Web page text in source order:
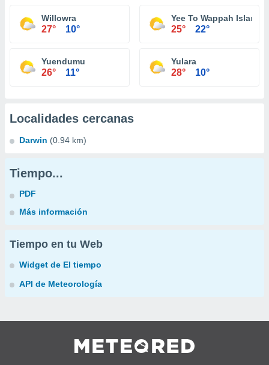
Willowra
27° 10°
Yee To Wappah Island
25° 22°
Yuendumu
26° 11°
Yulara
28° 10°
Localidades cercanas
Darwin (0.94 km)
Tiempo...
PDF
Más información
Tiempo en tu Web
Widget de El tiempo
API de Meteorología